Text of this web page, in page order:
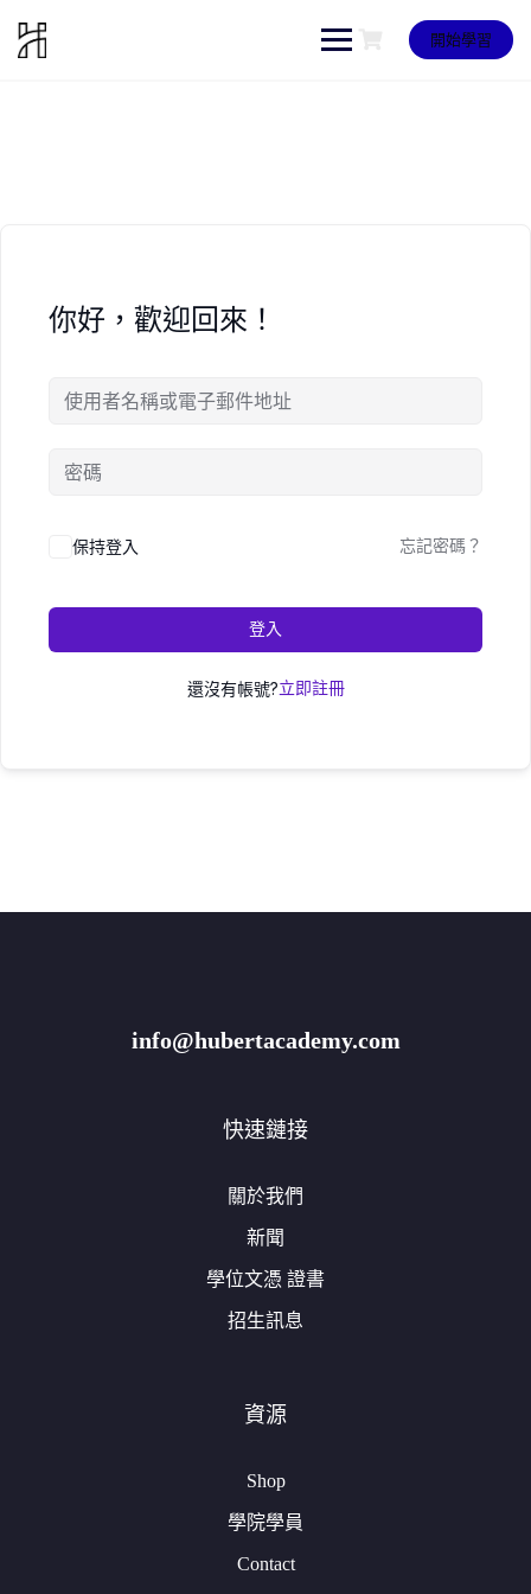
content
開始學習
你好，歡迎回來！
保持登入 忘記密碼？
登入
還沒有帳號?立即註冊
info@hubertacademy.com
快速鏈接
關於我們
新聞
學位文憑 證書
招生訊息
資源
Shop
學院學員
Contact